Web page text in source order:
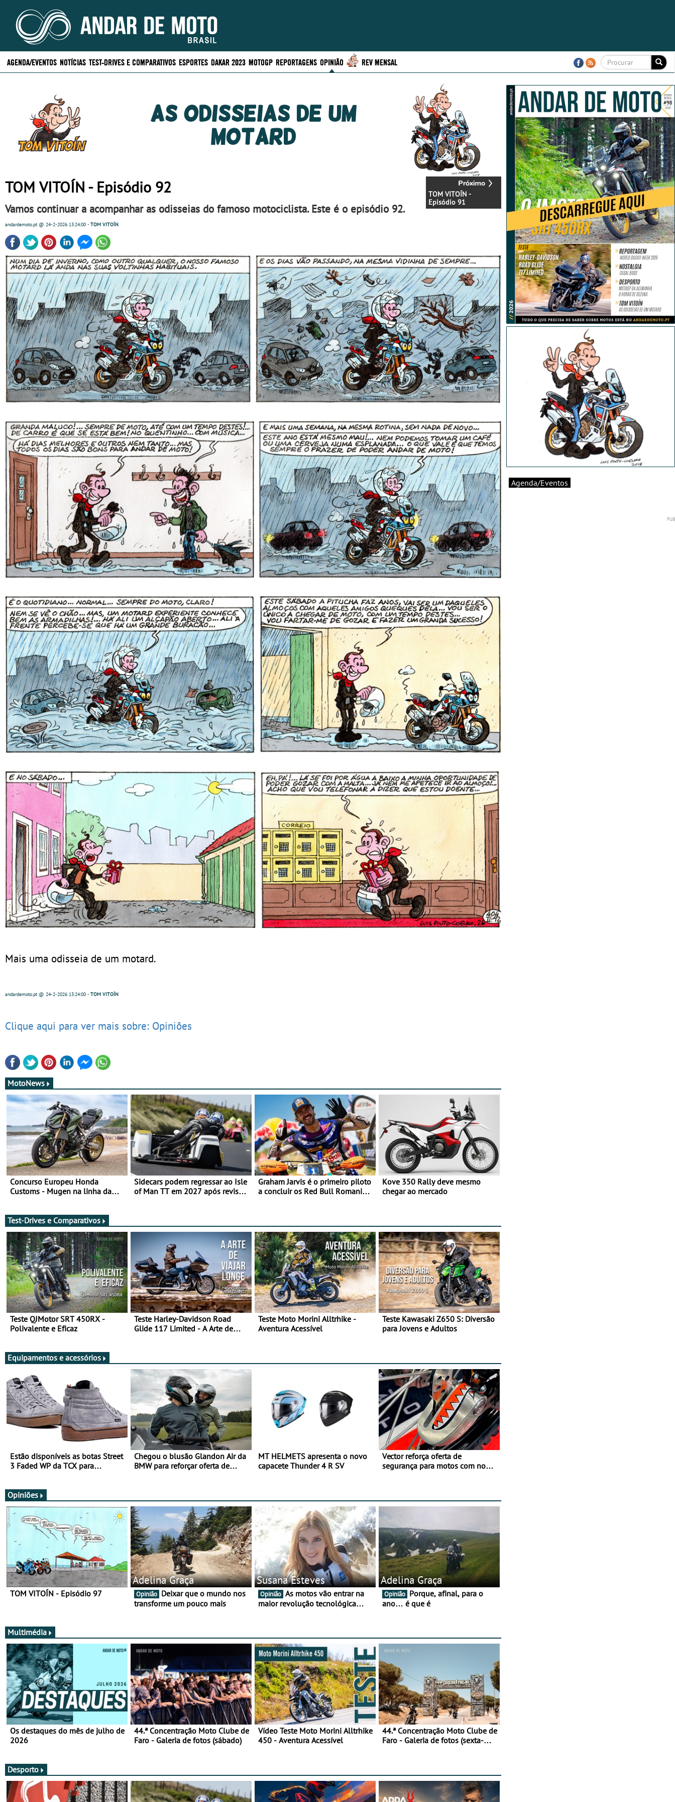
AGENDA/EVENTOS NOTÍCIAS TEST-DRIVES E COMPARATIVOS ESPORTES DAKAR 2023 MOTOGP REPORTAGENS OPINIÃO REV MENSAL
As odisseias de um
motard
TOM VITOÍN -
Episódio 91
TOM VITOÍN - Episódio 92
Vamos continuar a acompanhar as odisseias do famoso motociclista. Este é o episódio 92.
andardemoto.pt@ 24-2-2026 13:24:00 - TOM VITOÍN
Mais uma odisseia de um motard.
andardemoto.pt@ 24-2-2026 13:24:00 - TOM VITOÍN
Clique aqui para ver mais sobre: Opiniões
MotoNews
Concurso Europeu Honda
Customs - Mugen na linha da
Sidecars podem regressar ao Isle
of Man TT em 2027 após revisão
Graham Jarvis é o primeiro piloto
a concluir os Red Bull Romaniacs
Kove 350 Rally deve mesmo
chegar ao mercado
Test-Drives e Comparativos
Teste QJMotor SRT 450RX -
Polivalente e Eficaz
Teste Harley-Davidson Road
Glide 117 Limited - A Arte de
Teste Moto Morini Alltrhike -
Aventura Acessível
Teste Kawasaki Z650 S: Diversão
para Jovens e Adultos
Equipamentos e acessórios
Estão disponíveis as botas Street
3 Faded WP da TCX para
Chegou o blusão Glandon Air da
BMW para reforçar oferta de
MT HELMETS apresenta o novo
capacete Thunder 4 R SV
Vector reforça oferta de
segurança para motos com nova
Opiniões
TOM VITOÍN - Episódio 97
Adelina Graça
Opinião
transforme um pouco mais
Susana Esteves
Opinião
maior revolução tecnológica
Adelina Graça
Opinião
ano… é que é
Multimédia
Os destaques do mês de julho de
2026
44.ª Concentração Moto Clube de
Faro - Galeria de fotos (sábado)
Vídeo Teste Moto Morini Alltrhike
450 - Aventura Acessível
44.ª Concentração Moto Clube de
Faro - Galeria de fotos (sexta-
Desporto
Agenda/Eventos